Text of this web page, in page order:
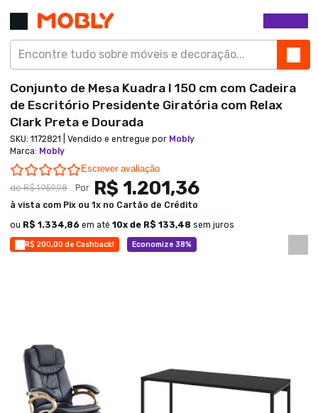
R$ 200,00 de Cashback! Economize 38%
Conjunto de Mesa Kuadra I 150 cm com Cadeira
de Escritório Presidente Giratória com Relax
Clark Preta e Dourada
SKU: 1172821 | Vendido e entregue por Mobly
Marca: Mobly
0.0 star rating
Escrever avaliação
deR$ 1.959,98 Por R$ 1.201,36
à vista com Pix ou 1x no Cartão de Crédito
ou R$ 1.334,86 em até 10x de R$ 133,48 sem juros